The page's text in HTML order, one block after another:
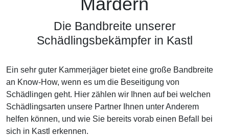
Mardern
Die Bandbreite unserer
Schädlingsbekämpfer in Kastl
Ein sehr guter Kammerjäger bietet eine große Bandbreite
an Know-How, wenn es um die Beseitigung von
Schädlingen geht. Hier zählen wir Ihnen auf bei welchen
Schädlingsarten unsere Partner Ihnen unter Anderem
helfen können, und wie Sie bereits vorab einen Befall bei
sich in Kastl erkennen.